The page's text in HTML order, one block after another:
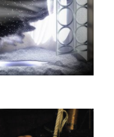
REHAB ROADTRIP